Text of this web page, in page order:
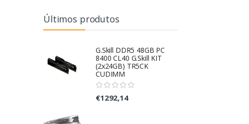
Últimos produtos
G.Skill DDR5 48GB PC
8400 CL40 G.Skill KIT
(2x24GB) TR5CK
CUDIMM
€1292,14